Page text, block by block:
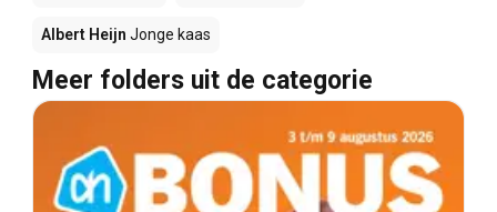
Albert Heijn Jonge kaas
Meer folders uit de categorie